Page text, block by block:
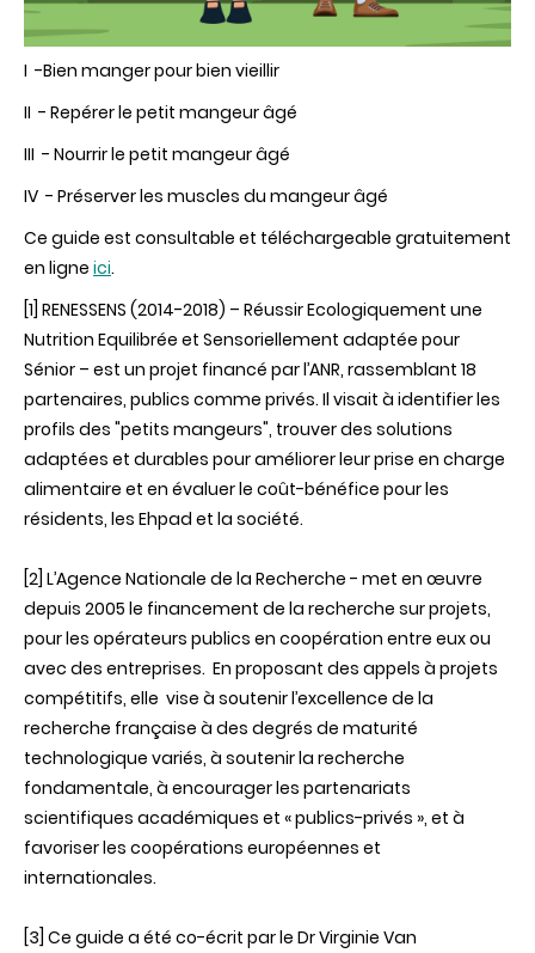
I -Bien manger pour bien vieillir
II - Repérer le petit mangeur âgé
III - Nourrir le petit mangeur âgé
IV - Préserver les muscles du mangeur âgé
Ce guide est consultable et téléchargeable gratuitement
en ligne ici.
[1] RENESSENS (2014-2018) – Réussir Ecologiquement une
Nutrition Equilibrée et Sensoriellement adaptée pour
Sénior – est un projet financé par l’ANR, rassemblant 18
partenaires, publics comme privés. Il visait à identifier les
profils des "petits mangeurs", trouver des solutions
adaptées et durables pour améliorer leur prise en charge
alimentaire et en évaluer le coût-bénéfice pour les
résidents, les Ehpad et la société.
[2] L’Agence Nationale de la Recherche - met en œuvre
depuis 2005 le financement de la recherche sur projets,
pour les opérateurs publics en coopération entre eux ou
avec des entreprises. En proposant des appels à projets
compétitifs, elle vise à soutenir l’excellence de la
recherche française à des degrés de maturité
technologique variés, à soutenir la recherche
fondamentale, à encourager les partenariats
scientifiques académiques et « publics-privés », et à
favoriser les coopérations européennes et
internationales.
[3] Ce guide a été co-écrit par le Dr Virginie Van